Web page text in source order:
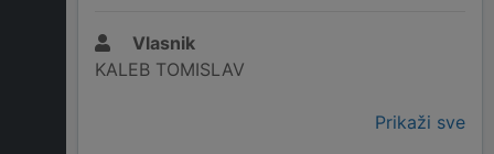
Vlasnik
KALEB TOMISLAV
Prikaži sve